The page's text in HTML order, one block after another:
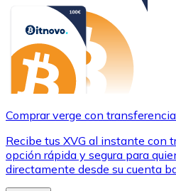
Comprar verge con
Recibe tus XVG al instante con
opción rápida y segura para
directamente desde su cuenta